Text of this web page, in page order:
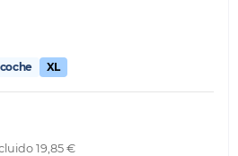
XL
19,85 €